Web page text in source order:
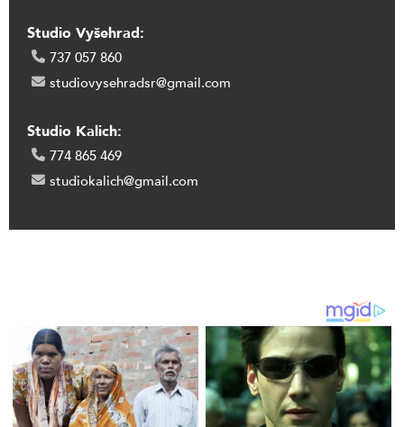
Studio Vyšehrad:
737 057 860
studiovysehradsr@gmail.com
Studio Kalich:
774 865 469
studiokalich@gmail.com